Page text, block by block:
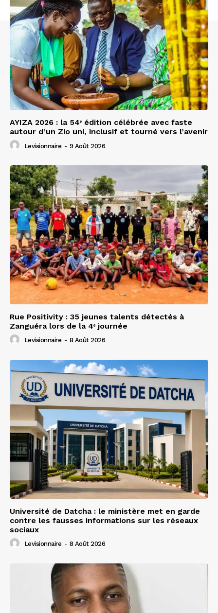
AYIZA 2026 : la 54ᵉ édition célébrée avec faste
autour d’un Zio uni, inclusif et tourné vers l’avenir
Levisionnaire - 9 Août 2026
Rue Positivity : 35 jeunes talents détectés à
Zanguéra lors de la 4ᵉ journée
Levisionnaire - 8 Août 2026
Université de Datcha : le ministère met en garde
contre les fausses informations sur les réseaux
sociaux
Levisionnaire - 8 Août 2026